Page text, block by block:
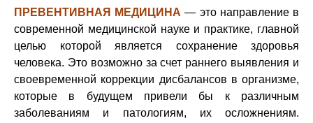
ПРЕВЕНТИВНАЯ МЕДИЦИНА— это направление в
современной медицинской науке и практике, главной
целью которой является сохранение здоровья
человека. Это возможно за счет раннего выявления и
своевременной коррекции дисбалансов в организме,
которые в будущем привели бы к различным
заболеваниям и патологиям, их осложнениям.